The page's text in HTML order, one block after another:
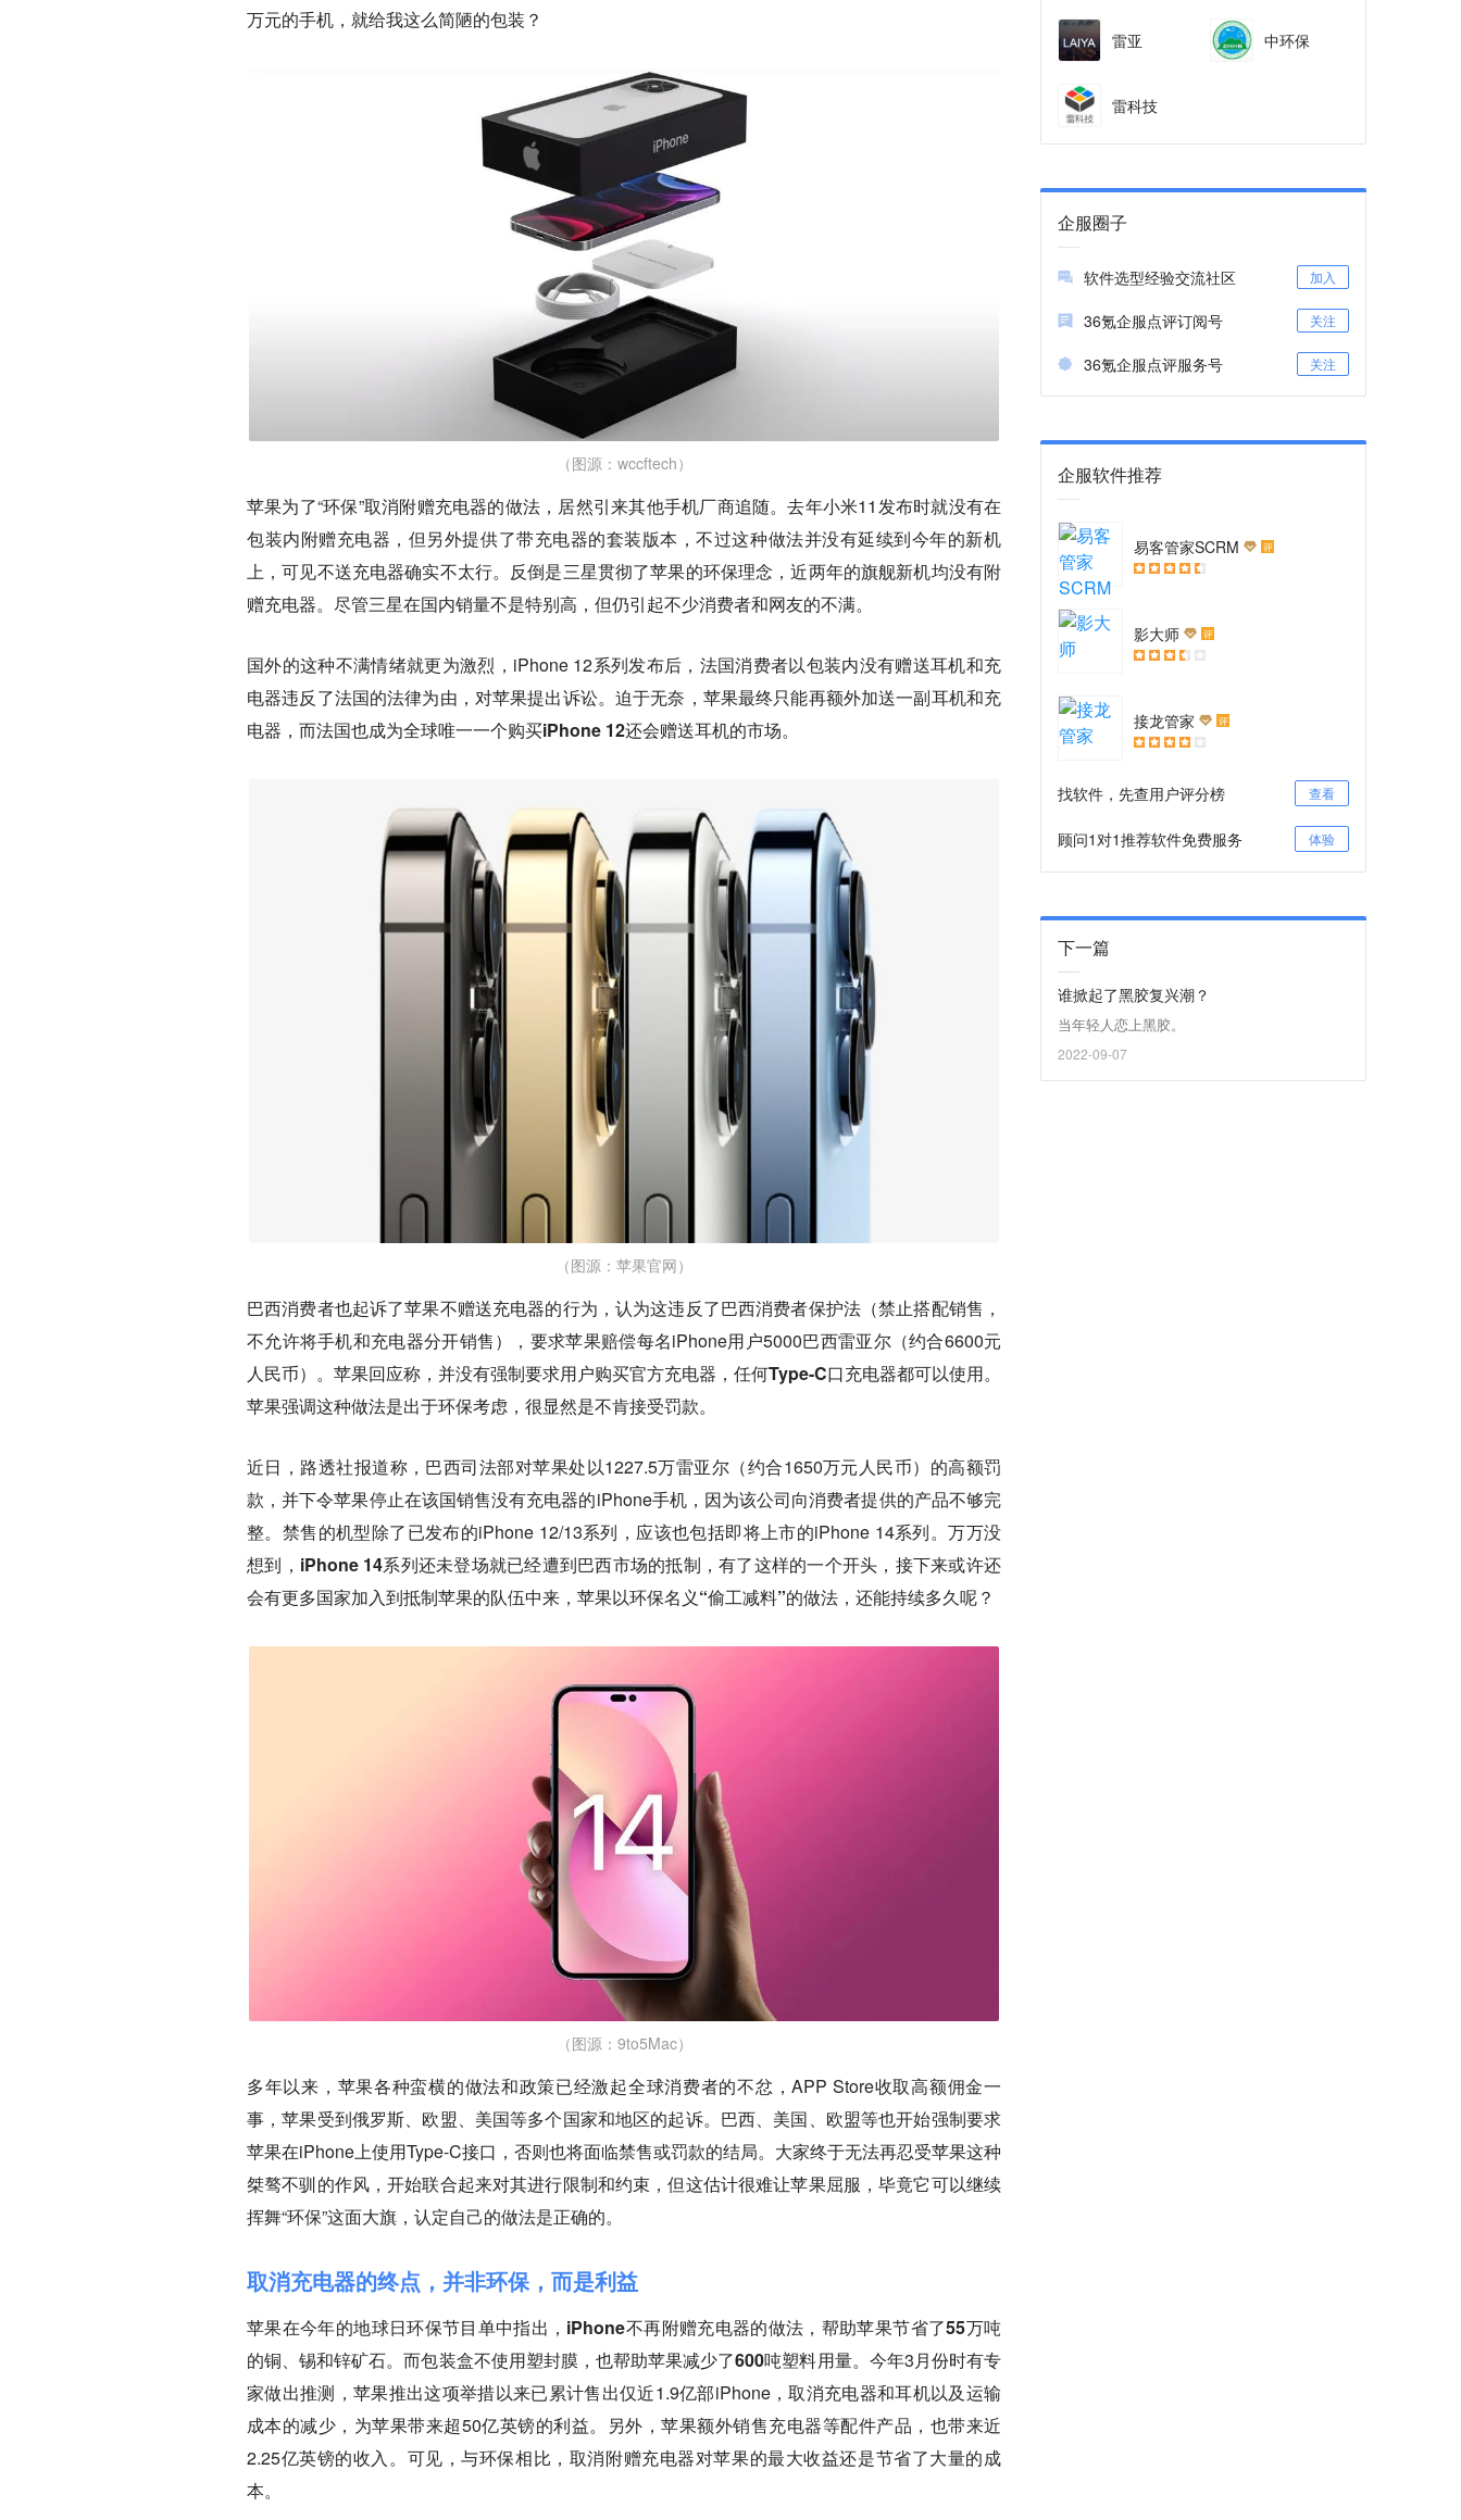
万元的手机，就给我这么简陋的包装？
（图源：wccftech）
苹果为了“环保”取消附赠充电器的做法，居然引来其他手机厂商追随。去年小米11发布时就没有在
包装内附赠充电器，但另外提供了带充电器的套装版本，不过这种做法并没有延续到今年的新机
上，可见不送充电器确实不太行。反倒是三星贯彻了苹果的环保理念，近两年的旗舰新机均没有附
赠充电器。尽管三星在国内销量不是特别高，但仍引起不少消费者和网友的不满。
国外的这种不满情绪就更为激烈，iPhone 12系列发布后，法国消费者以包装内没有赠送耳机和充
电器违反了法国的法律为由，对苹果提出诉讼。 迫于无奈，苹果最终只能再额外加送一副耳机和充
电器，而法国也成为全球唯一一个购买iPhone 12还会赠送耳机的市场。
（图源：苹果官网）
巴西消费者也起诉了苹果不赠送充电器的行为，认为这违反了巴西消费者保护法（禁止搭配销售，
不允许将手机和充电器分开销售），要求苹果赔偿每名iPhone用户5000巴西雷亚尔（约合6600元
人民币）。 苹果回应称，并没有强制要求用户购买官方充电器，任何Type-C口充电器都可以使用。
苹果强调这种做法是出于环保考虑，很显然是不肯接受罚款。
近日，路透社报道称，巴西司法部对苹果处以1227.5万雷亚尔（约合1650万元人民币）的高额罚
款，并下令苹果停止在该国销售没有充电器的iPhone手机，因为该公司向消费者提供的产品不够完
整。禁售的机型除了已发布的iPhone 12/13系列，应该也包括即将上市的iPhone 14系列。万万没
想到，iPhone 14系列还未登场就已经遭到巴西市场的抵制，有了这样的一个开头，接下来或许还
会有更多国家加入到抵制苹果的队伍中来，苹果以环保名义“偷工减料”的做法，还能持续多久呢？
（图源：9to5Mac）
多年以来，苹果各种蛮横的做法和政策已经激起全球消费者的不忿，APP Store收取高额佣金一
事，苹果受到俄罗斯、欧盟、美国等多个国家和地区的起诉。巴西、美国、欧盟等也开始强制要求
苹果在iPhone上使用Type-C接口，否则也将面临禁售或罚款的结局。大家终于无法再忍受苹果这种
桀骜不驯的作风，开始联合起来对其进行限制和约束，但这估计很难让苹果屈服，毕竟它可以继续
挥舞“环保”这面大旗，认定自己的做法是正确的。
取消充电器的终点，并非环保，而是利益
苹果在今年的地球日环保节目单中指出，iPhone不再附赠充电器的做法，帮助苹果节省了55万吨
的铜、锡和锌矿石。而包装盒不使用塑封膜，也帮助苹果减少了600吨塑料用量。 今年3月份时有专
家做出推测，苹果推出这项举措以来已累计售出仅近1.9亿部iPhone，取消充电器和耳机以及运输
成本的减少，为苹果带来超50亿英镑的利益。另外，苹果额外销售充电器等配件产品，也带来近
2.25亿英镑的收入。可见，与环保相比，取消附赠充电器对苹果的最大收益还是节省了大量的成
本。
雷亚 中环保
雷科技
企服圈子
软件选型经验交流社区 加入
36氪企服点评订阅号 关注
36氪企服点评服务号 关注
企服软件推荐
易客管家SCRM 评
影大师 评
接龙管家 评
找软件，先查用户评分榜 查看
顾问1对1推荐软件免费服务 体验
下一篇
谁掀起了黑胶复兴潮？
当年轻人恋上黑胶。
2022-09-07